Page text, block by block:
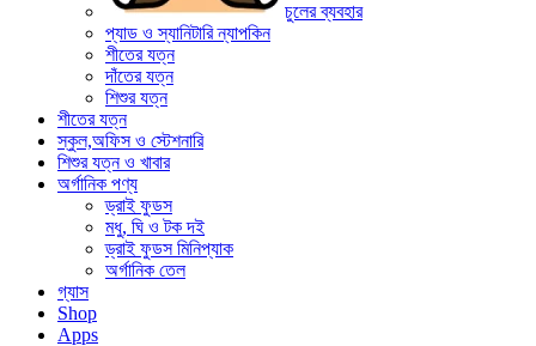
চুলের ব্যবহার
প্যাড ও স্যানিটারি ন্যাপকিন
শীতের যত্ন
দাঁতের যত্ন
শিশুর যত্ন
শীতের যত্ন
স্কুল,অফিস ও স্টেশনারি
শিশুর যত্ন ও খাবার
অর্গানিক পণ্য
ড্রাই ফুডস
মধু, ঘি ও টক দই
ড্রাই ফুডস মিনিপ্যাক
অর্গানিক তেল
গ্যাস
Shop
Apps